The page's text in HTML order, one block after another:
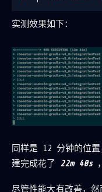
实测效果如下：
同样是 12 分钟的位
建完成花了 22m 40s
尽管性能大有改善，